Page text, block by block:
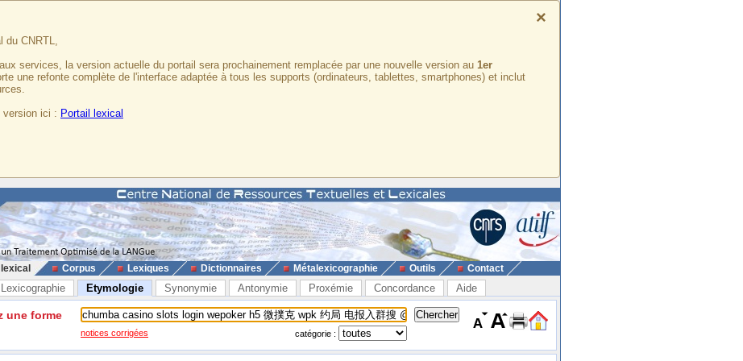
×
du CNRTL,
services, la version actuelle du portail sera prochainement remplacée par une nouvelle version au 1er
une refonte complète de l'interface adaptée à tous les supports (ordinateurs, tablettes, smartphones) et inclut
version ici : Portail lexical
Corpus Lexiques Dictionnaires Métalexicographie Outils Contact
Lexicographie Etymologie Synonymie Antonymie Proxémie Concordance Aide
une forme
notices corrigées catégorie :